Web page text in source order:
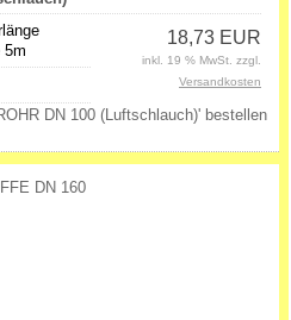
5m
18,73 EUR
inkl. 19 % MwSt. zzgl.
Versandkosten